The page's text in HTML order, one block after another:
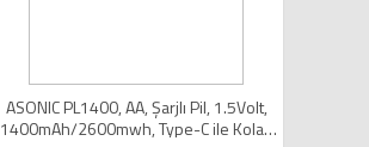
ASONIC PL1400, AA, Şarjlı Pil, 1.5Volt,
1400mAh/2600mwh, Type-C ile Kolay